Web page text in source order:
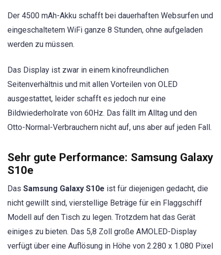
Der 4500 mAh-Akku schafft bei dauerhaften Websurfen und
eingeschaltetem WiFi ganze 8 Stunden, ohne aufgeladen
werden zu müssen.
Das Display ist zwar in einem kinofreundlichen
Seitenverhältnis und mit allen Vorteilen von OLED
ausgestattet, leider schafft es jedoch nur eine
Bildwiederholrate von 60Hz. Das fällt im Alltag und den
Otto-Normal-Verbrauchern nicht auf, uns aber auf jeden Fall.
Sehr gute Performance: Samsung Galaxy
S10e
Das Samsung Galaxy S10e ist für diejenigen gedacht, die
nicht gewillt sind, vierstellige Beträge für ein Flaggschiff
Modell auf den Tisch zu legen. Trotzdem hat das Gerät
einiges zu bieten. Das 5,8 Zoll große AMOLED-Display
verfügt über eine Auflösung in Höhe von 2.280 x 1.080 Pixel